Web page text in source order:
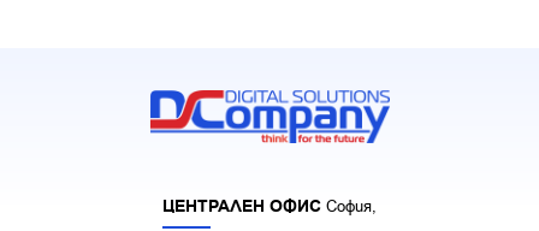
ЦЕНТРАЛЕН ОФИС София,